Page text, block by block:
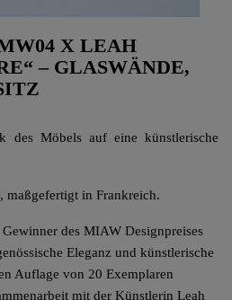
X LEAH
– GLASWÄNDE,
des Möbels auf eine künstlerische
maßgefertigt in Frankreich.
des MIAW Designpreises
Eleganz und künstlerische
Auflage von 20 Exemplaren
mit der Künstlerin Leah